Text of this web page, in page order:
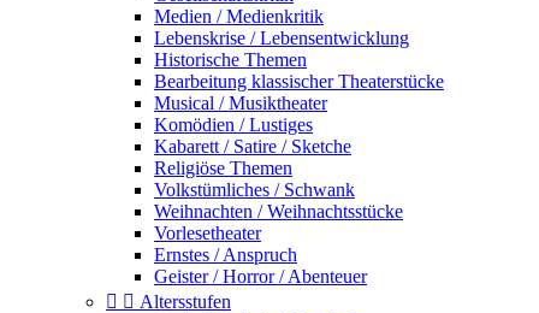
Medien / Medienkritik
Lebenskrise / Lebensentwicklung
Historische Themen
Bearbeitung klassischer Theaterstücke
Musical / Musiktheater
Komödien / Lustiges
Kabarett / Satire / Sketche
Religiöse Themen
Volkstümliches / Schwank
Weihnachten / Weihnachtsstücke
Vorlesetheater
Ernstes / Anspruch
Geister / Horror / Abenteuer
  Altersstufen